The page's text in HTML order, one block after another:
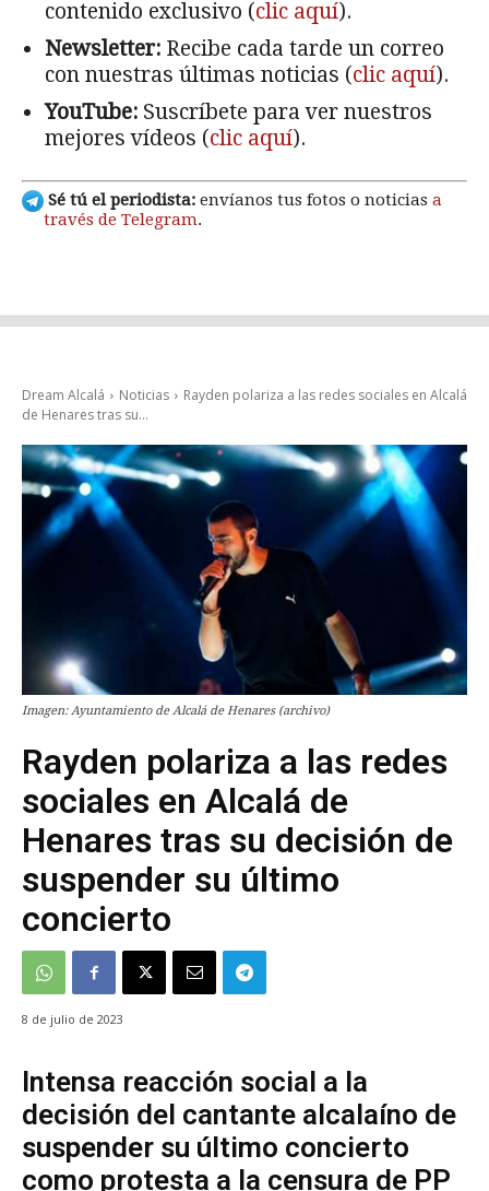
contenido exclusivo (clic aquí).
Newsletter: Recibe cada tarde un correo
con nuestras últimas noticias (clic aquí).
YouTube: Suscríbete para ver nuestros
mejores vídeos (clic aquí).
Sé tú el periodista: envíanos tus fotos o noticias a
través de Telegram.